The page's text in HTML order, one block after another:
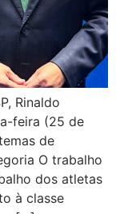
Rinaldo
feira (25 de
de
O trabalho
dos atletas
à classe